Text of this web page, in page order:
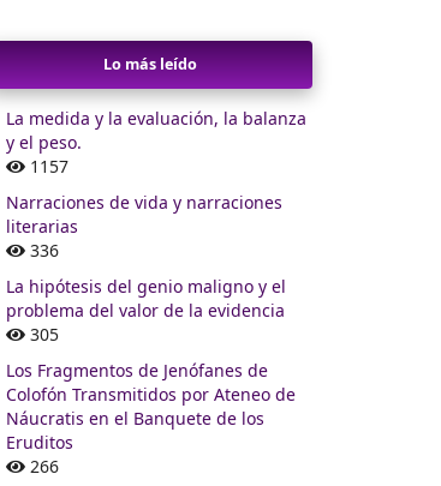
Lo más leído
La medida y la evaluación, la balanza
y el peso.
1157
Narraciones de vida y narraciones
literarias
336
La hipótesis del genio maligno y el
problema del valor de la evidencia
305
Los Fragmentos de Jenófanes de
Colofón Transmitidos por Ateneo de
Náucratis en el Banquete de los
Eruditos
266